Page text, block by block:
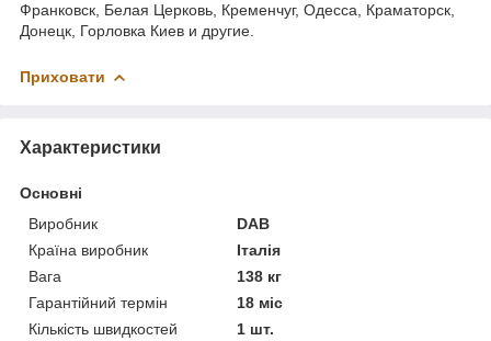
Франковск, Белая Церковь, Кременчуг, Одесса, Краматорск,
Донецк, Горловка Киев и другие.
Приховати
Характеристики
Основні
Виробник
DAB
Країна виробник
Італія
Вага
138 кг
Гарантійний термін
18 міс
Кількість швидкостей
1 шт.